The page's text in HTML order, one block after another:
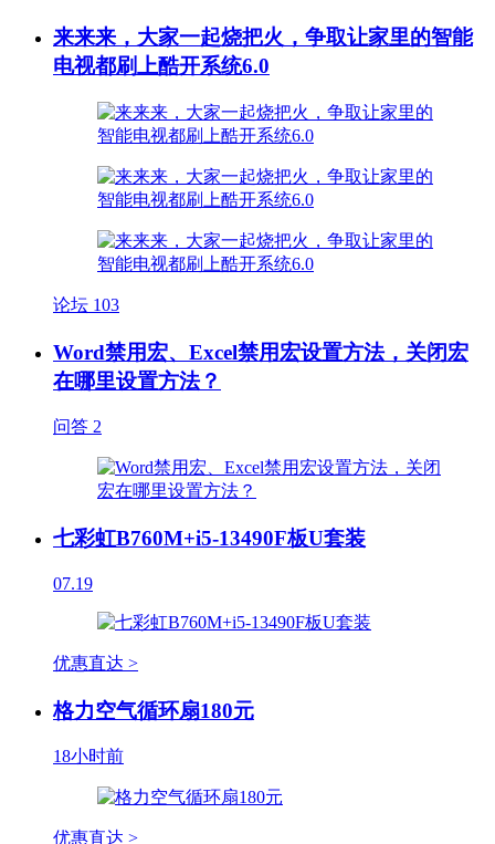
来来来，大家一起烧把火，争取让家里的智能
电视都刷上酷开系统6.0
论坛 103
Word禁用宏、Excel禁用宏设置方法，关闭宏
在哪里设置方法？
问答 2
七彩虹B760M+i5-13490F板U套装
07.19
优惠直达 >
格力空气循环扇180元
18小时前
优惠直达 >